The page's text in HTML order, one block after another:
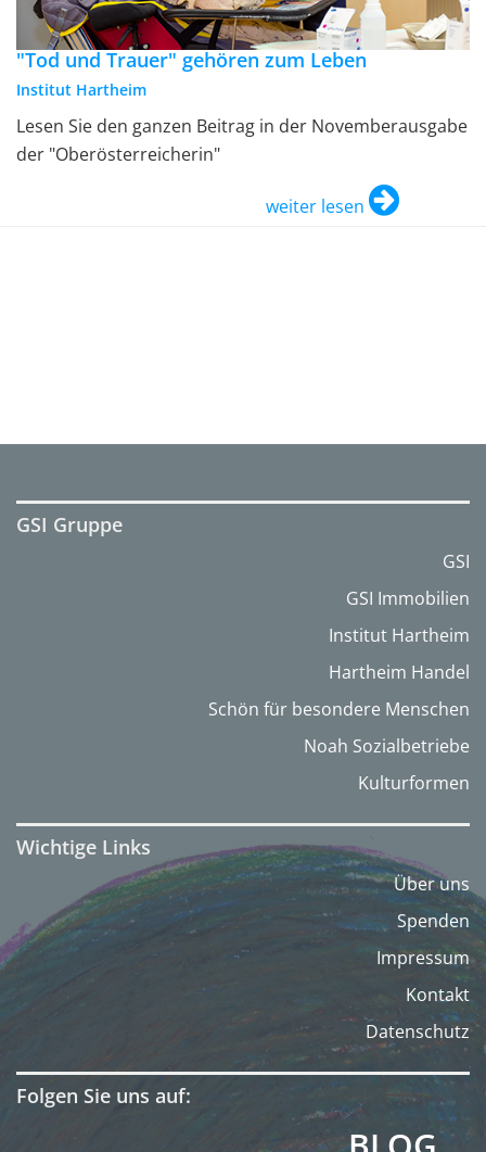
"Tod und Trauer" gehören zum Leben
Institut Hartheim
Lesen Sie den ganzen Beitrag in der Novemberausgabe
der "Oberösterreicherin"
weiter lesen
GSI Gruppe
GSI
GSI Immobilien
Institut Hartheim
Hartheim Handel
Schön für besondere Menschen
Noah Sozialbetriebe
Kulturformen
Wichtige Links
Über uns
Spenden
Impressum
Kontakt
Datenschutz
Folgen Sie uns auf: